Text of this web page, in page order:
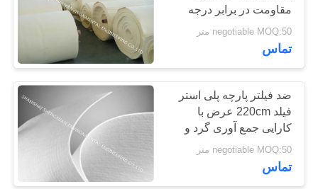
پارچه فیلتر را فشار
دهید
15
مقاومت در برابر درجه
حرارت بالا
negotiable MOQ:50 متر
تماس
ضد فیلتر پارچه پلی استر
فیلد 220cm عرض با
کارایی جمع آوری گرد و
غبار بالا
negotiable MOQ:50 متر
تماس